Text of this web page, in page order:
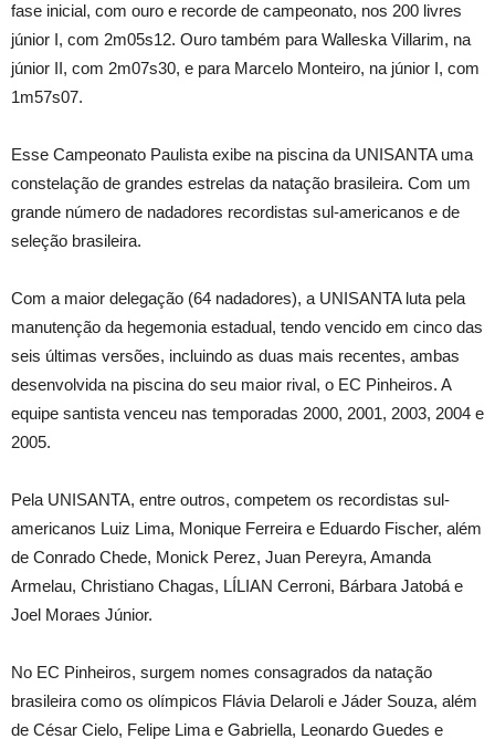
fase inicial, com ouro e recorde de campeonato, nos 200 livres
júnior I, com 2m05s12. Ouro também para Walleska Villarim, na
júnior II, com 2m07s30, e para Marcelo Monteiro, na júnior I, com
1m57s07.
Esse Campeonato Paulista exibe na piscina da UNISANTA uma
constelação de grandes estrelas da natação brasileira. Com um
grande número de nadadores recordistas sul-americanos e de
seleção brasileira.
Com a maior delegação (64 nadadores), a UNISANTA luta pela
manutenção da hegemonia estadual, tendo vencido em cinco das
seis últimas versões, incluindo as duas mais recentes, ambas
desenvolvida na piscina do seu maior rival, o EC Pinheiros. A
equipe santista venceu nas temporadas 2000, 2001, 2003, 2004 e
2005.
Pela UNISANTA, entre outros, competem os recordistas sul-
americanos Luiz Lima, Monique Ferreira e Eduardo Fischer, além
de Conrado Chede, Monick Perez, Juan Pereyra, Amanda
Armelau, Christiano Chagas, LÍLIAN Cerroni, Bárbara Jatobá e
Joel Moraes Júnior.
No EC Pinheiros, surgem nomes consagrados da natação
brasileira como os olímpicos Flávia Delaroli e Jáder Souza, além
de César Cielo, Felipe Lima e Gabriella, Leonardo Guedes e